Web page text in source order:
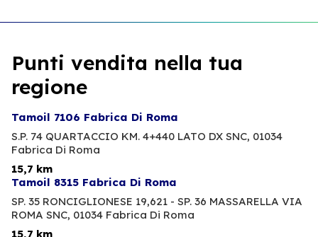
Punti vendita nella tua
regione
Tamoil 7106 Fabrica Di Roma
S.P. 74 QUARTACCIO KM. 4+440 LATO DX SNC, 01034
Fabrica Di Roma
15,7 km
Tamoil 8315 Fabrica Di Roma
SP. 35 RONCIGLIONESE 19,621 - SP. 36 MASSARELLA VIA
ROMA SNC, 01034 Fabrica Di Roma
15,7 km